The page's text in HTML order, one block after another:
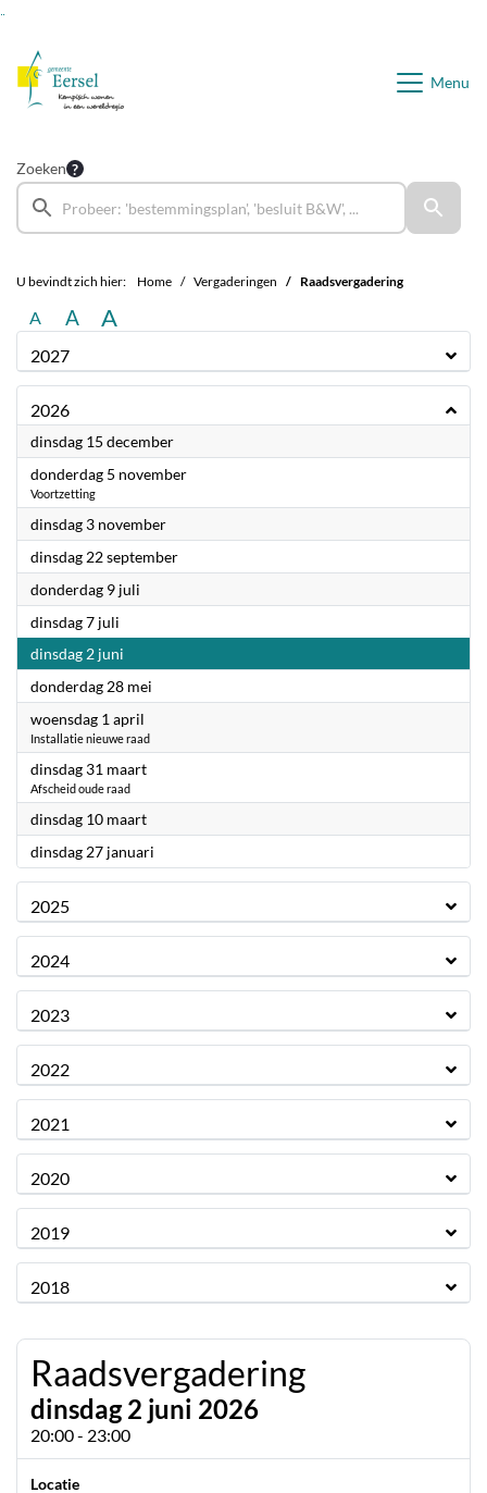
Menu
Zoeken
U bevindt zich hier: Home Vergaderingen Raadsvergadering
A A A
2027
2026
dinsdag 15 december2026
donderdag 5 november2026
Voortzetting
dinsdag 3 november2026
dinsdag 22 september2026
donderdag 9 juli
dinsdag 7 juli
dinsdag 2 juni
donderdag 28 mei
woensdag 1 april
Installatie nieuwe raad
dinsdag 31 maart2026
Afscheid oude raad
dinsdag 10 maart2026
dinsdag 27 januari
2025
2024
2023
2022
2021
2020
2019
2018
Raadsvergadering
dinsdag 2 juni 2026
20:00 - 23:00
Locatie